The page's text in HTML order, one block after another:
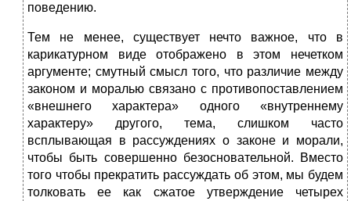
поведению.
Тем не менее, существует нечто важное, что в
карикатурном виде отображено в этом нечетком
аргументе; смутный смысл того, что различие между
законом и моралью связано с противопоставлением
«внешнего характера» одного «внутреннему
характеру» другого, тема, слишком часто
всплывающая в рассуждениях о законе и морали,
чтобы быть совершенно безосновательной. Вместо
того чтобы прекратить рассуждать об этом, мы будем
толковать ее как сжатое утверждение четырех